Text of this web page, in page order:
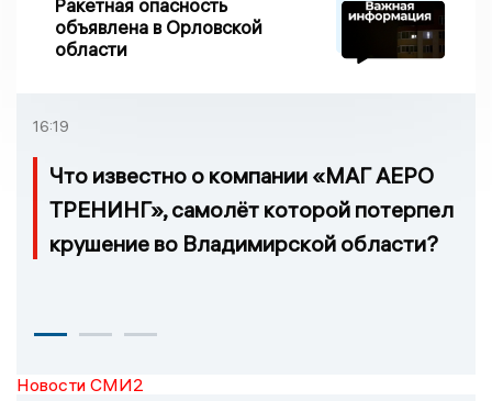
Ракетная опасность
объявлена в Орловской
области
16:19
Что известно о компании «МАГ АЕРО
ТРЕНИНГ», самолёт которой потерпел
крушение во Владимирской области?
Новости СМИ2